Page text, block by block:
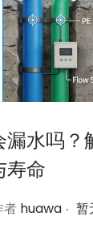
水吗？
寿命
者 huawa . 暂